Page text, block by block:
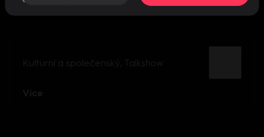
Kulturní a společenský Talkshow
Více